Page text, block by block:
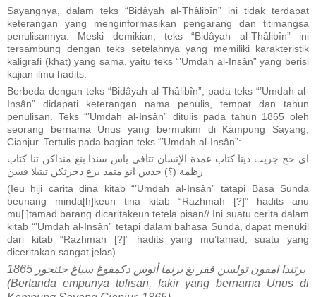
Sayangnya, dalam teks “Bidâyah al-Thâlibîn” ini tidak terdapat
keterangan yang menginformasikan pengarang dan titimangsa
penulisannya. Meski demikian, teks “Bidâyah al-Thâlibîn” ini
tersambung dengan teks setelahnya yang memiliki karakteristik
kaligrafi (khat) yang sama, yaitu teks “’Umdah al-Insân” yang berisi
kajian ilmu hadits.
Berbeda dengan teks “Bidâyah al-Thâlibîn”, pada teks “’Umdah al-
Insân” didapati keterangan nama penulis, tempat dan tahun
penulisan. Teks “’Umdah al-Insân” ditulis pada tahun 1865 oleh
seorang bernama Unus yang bermukim di Kampung Sayang,
Cianjur. Tertulis pada bagian teks “’Umdah al-Insân”:
اي حج جريت دينا كتاب عمدة الإنسان تتافي باس سندا بنغ منداكن تنا كتاب
رظمة (؟) حدس انو متمد برغ دجرتكن تيتيلا فسن
(Ieu hiji carita dina kitab “’Umdah al-Insân” tatapi Basa Sunda
beunang minda[h]keun tina kitab “Razhmah [?]” hadits anu
mu[‘]tamad barang dicaritakeun tetela pisan// Ini suatu cerita dalam
kitab “’Umdah al-Insân” tetapi dalam bahasa Sunda, dapat menukil
dari kitab “Razhmah [?]” hadits yang mu’tamad, suatu yang
diceritakan sangat jelas)
برتندا امفون تولسن فقر يغ برنما أنوس دكمفوغ سياغ جئنجور 1865
(Bertanda empunya tulisan, fakir yang bernama Unus di